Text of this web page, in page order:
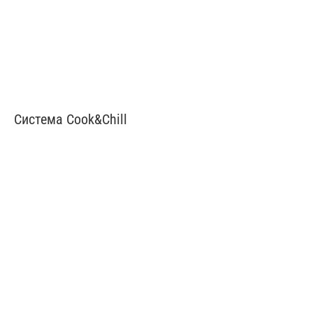
Система Cook&Chill